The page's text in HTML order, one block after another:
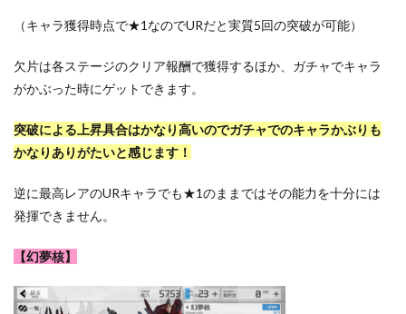
（キャラ獲得時点で★1なのでURだと実質5回の突破が可能）
欠片は各ステージのクリア報酬で獲得するほか、ガチャでキャラ
がかぶった時にゲットできます。
突破による上昇具合はかなり高いのでガチャでのキャラかぶりも
かなりありがたいと感じます！
逆に最高レアのURキャラでも★1のままではその能力を十分には
発揮できません。
【幻夢核】